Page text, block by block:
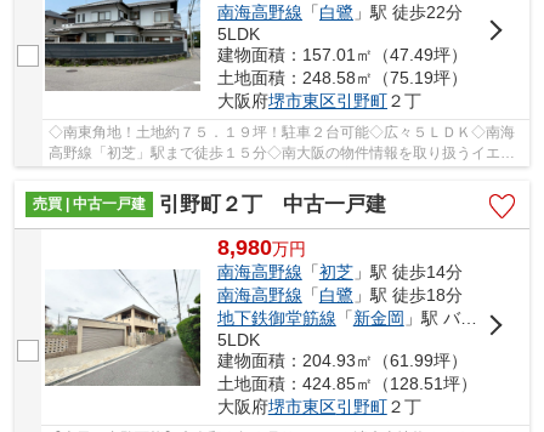
南海高野線 「白鷺 」駅 徒歩22分
5LDK
建物面積：157.01㎡（47.49坪）
土地面積：248.58㎡（75.19坪）
大阪府堺市東区引野町２丁
◇南東角地！土地約７５．１９坪！駐車２台可能◇広々５ＬＤＫ◇南海
高野線「初芝」駅まで徒歩１５分◇南大阪の物件情報を取り扱うイエス
トア。弊社ホームページではブログや会員限定の物...
売買 | 中古一戸建
引野町２丁 中古一戸建
8,980万円
南海高野線 「初芝」駅 徒歩14分
南海高野線 「白鷺 」駅 徒歩18分
地下鉄御堂筋線 「新金岡 」駅 バス8分 「金田新田」 停歩13分
5LDK
建物面積：204.93㎡（61.99坪）
土地面積：424.85㎡（128.51坪）
大阪府堺市東区引野町２丁